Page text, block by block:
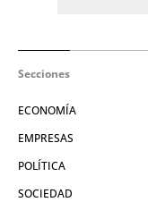
Secciones
ECONOMÍA
EMPRESAS
POLÍTICA
SOCIEDAD